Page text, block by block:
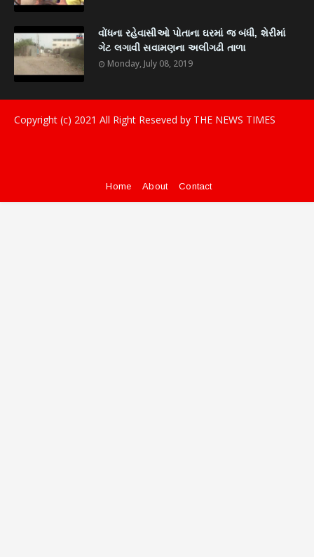
વોંધના રહેવાસીઓ પોતાના ઘરમાં જ બંધી, શેરીમાં
ગેટ લગાવી સવામણના અલીગઢી તાળા
Monday, July 08, 2019
Copyright (c) 2021 All Right Reseved by THE NEWS TIMES
Home About Contact